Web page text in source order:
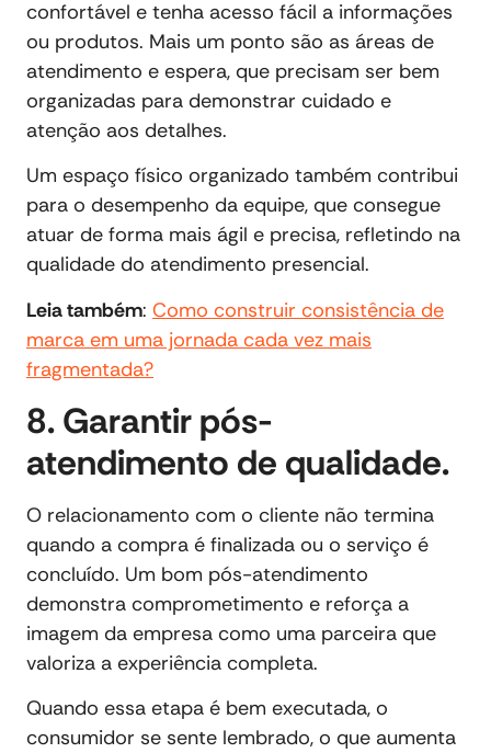
confortável e tenha acesso fácil a informações
ou produtos. Mais um ponto são as áreas de
atendimento e espera, que precisam ser bem
organizadas para demonstrar cuidado e
atenção aos detalhes.
Um espaço físico organizado também contribui
para o desempenho da equipe, que consegue
atuar de forma mais ágil e precisa, refletindo na
qualidade do atendimento presencial.
Leia também: Como construir consistência de
marca em uma jornada cada vez mais
fragmentada?
8. Garantir pós-
atendimento de qualidade.
O relacionamento com o cliente não termina
quando a compra é finalizada ou o serviço é
concluído. Um bom pós-atendimento
demonstra comprometimento e reforça a
imagem da empresa como uma parceira que
valoriza a experiência completa.
Quando essa etapa é bem executada, o
consumidor se sente lembrado, o que aumenta